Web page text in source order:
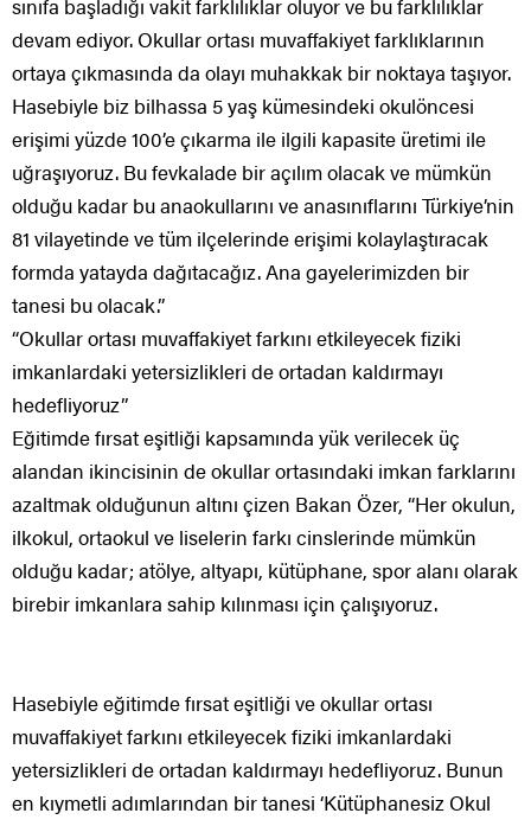
devam ediyor. Okullar ortası muvaffakiyet farklıklarının
ortaya çıkmasında da olayı muhakkak bir noktaya taşıyor.
Hasebiyle biz bilhassa 5 yaş kümesindeki okulöncesi
erişimi yüzde 100’e çıkarma ile ilgili kapasite üretimi ile
uğraşıyoruz. Bu fevkalade bir açılım olacak ve mümkün
olduğu kadar bu anaokullarını ve anasınıflarını Türkiye’nin
81 vilayetinde ve tüm ilçelerinde erişimi kolaylaştıracak
formda yatayda dağıtacağız. Ana gayelerimizden bir
tanesi bu olacak.”
“Okullar ortası muvaffakiyet farkını etkileyecek fiziki
imkanlardaki yetersizlikleri de ortadan kaldırmayı
hedefliyoruz”
Eğitimde fırsat eşitliği kapsamında yük verilecek üç
alandan ikincisinin de okullar ortasındaki imkan farklarını
azaltmak olduğunun altını çizen Bakan Özer, “Her okulun,
ilkokul, ortaokul ve liselerin farkı cinslerinde mümkün
olduğu kadar; atölye, altyapı, kütüphane, spor alanı olarak
birebir imkanlara sahip kılınması için çalışıyoruz.
Hasebiyle eğitimde fırsat eşitliği ve okullar ortası
muvaffakiyet farkını etkileyecek fiziki imkanlardaki
yetersizlikleri de ortadan kaldırmayı hedefliyoruz. Bunun
en kıymetli adımlarından bir tanesi ‘Kütüphanesiz Okul